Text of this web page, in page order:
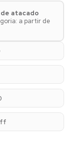
atacado
a partir de